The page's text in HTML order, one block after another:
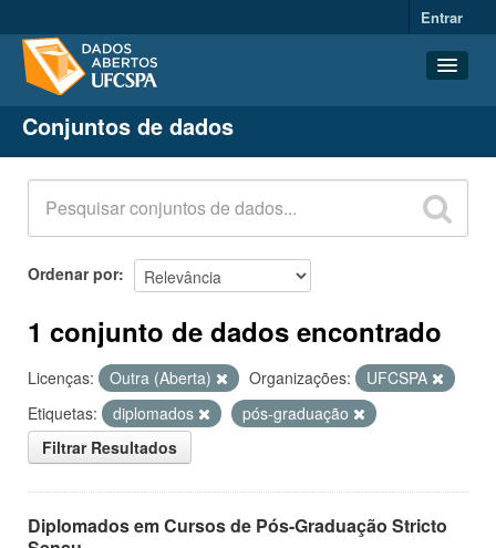
Entrar
Conjuntos de dados
Organizações
Grupos
Sobre
Conjuntos de dados
Ordenar por
1 conjunto de dados encontrado
Licenças: Outra (Aberta) Organizações:
UFCSPA
Etiquetas:
diplomados
pós-graduação
Filtrar Resultados
Diplomados em Cursos de Pós-Graduação Stricto